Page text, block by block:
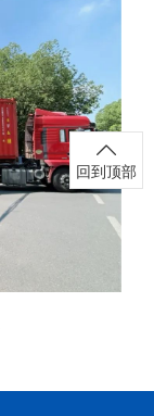
回到顶部